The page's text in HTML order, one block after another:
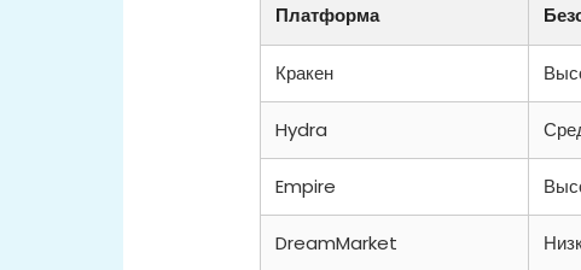
Платформа
Кракен
Hydra
Empire
DreamMarket